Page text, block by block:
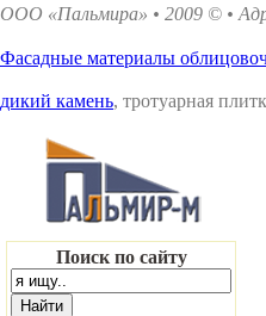
ООО «Пальмира» • 2009 © •
Фасадные материалы
дикий камень, тротуарная
Поиск по сайту